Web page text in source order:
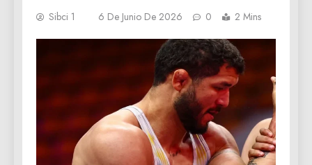
Sibci 1 6 De Junio De 2026 0 2 Mins